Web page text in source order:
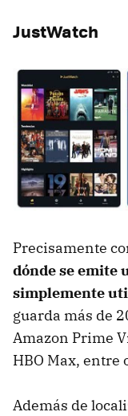
JustWatch
Precisamente
dónde se emite
simplemente
guarda más de
Amazon Prime
HBO Max, entre
Además de